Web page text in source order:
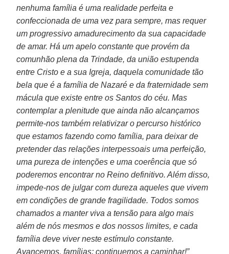
nenhuma família é uma realidade perfeita e
confeccionada de uma vez para sempre, mas requer
um progressivo amadurecimento da sua capacidade
de amar. Há um apelo constante que provém da
comunhão plena da Trindade, da união estupenda
entre Cristo e a sua Igreja, daquela comunidade tão
bela que é a família de Nazaré e da fraternidade sem
mácula que existe entre os Santos do céu. Mas
contemplar a plenitude que ainda não alcançamos
permite-nos também relativizar o percurso histórico
que estamos fazendo como família, para deixar de
pretender das relações interpessoais uma perfeição,
uma pureza de intenções e uma coerência que só
poderemos encontrar no Reino definitivo. Além disso,
impede-nos de julgar com dureza aqueles que vivem
em condições de grande fragilidade. Todos somos
chamados a manter viva a tensão para algo mais
além de nós mesmos e dos nossos limites, e cada
família deve viver neste estímulo constante.
Avancemos, famílias; continuemos a caminhar!”